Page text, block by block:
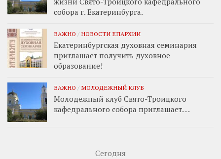
собора г. Екатеринбурга.
ВАЖНО / НОВОСТИ ЕПАРХИИ
Екатеринбургская духовная семинария
приглашает получить духовное
образование!
ВАЖНО / МОЛОДЕЖНЫЙ КЛУБ
Молодежный клуб Свято-Троицкого
кафедрального собора приглашает. . .
Сегодня